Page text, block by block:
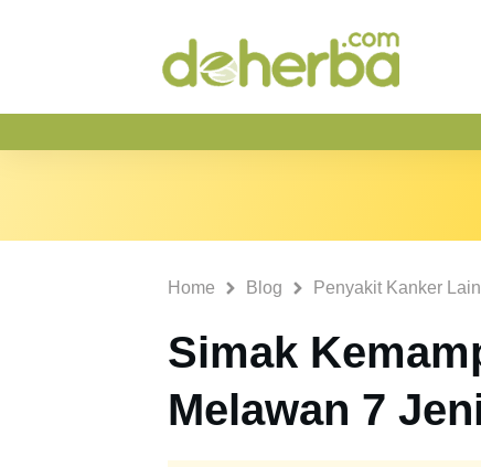
Home Blog Penyakit Kanker
Simak
Melawan 7